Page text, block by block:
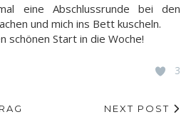
eine Abschlussrunde bei den
und mich ins Bett kuscheln.
schönen Start in die Woche!
3
NEXT POST